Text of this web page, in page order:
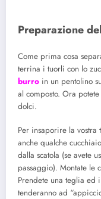
Preparazione
Come prima cosa
terrina i tuorli con lo
burro in un pentolino
al composto. Ora
dolci.
Per insaporire la vostra
anche qualche
dalla scatola (se avete
passaggio). Montate le
Prendete una teglia ed
tenderanno ad